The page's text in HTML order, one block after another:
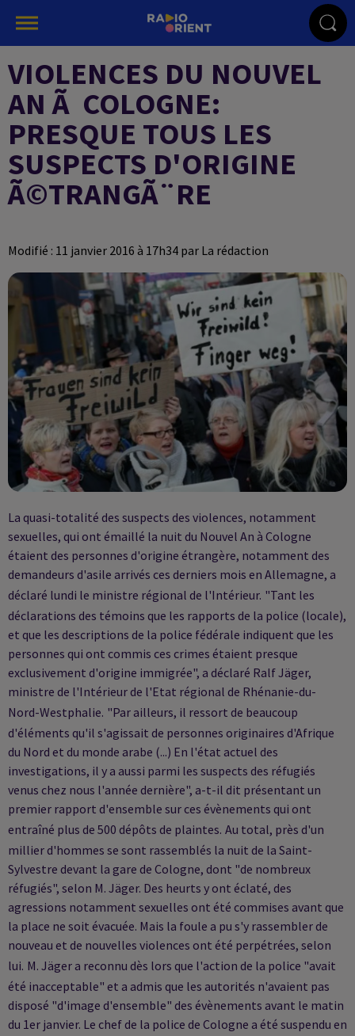
VIOLENCES DU NOUVEL
AN Ã COLOGNE:
PRESQUE TOUS LES
SUSPECTS D'ORIGINE
Ã©TRANGÃ¨RE
Modifié : 11 janvier 2016 à 17h34 par La rédaction
La quasi-totalité des suspects des violences, notamment
sexuelles, qui ont émaillé la nuit du Nouvel An à Cologne
étaient des personnes d'origine étrangère, notamment des
demandeurs d'asile arrivés ces derniers mois en Allemagne, a
déclaré lundi le ministre régional de l'Intérieur. "Tant les
déclarations des témoins que les rapports de la police (locale),
et que les descriptions de la police fédérale indiquent que les
personnes qui ont commis ces crimes étaient presque
exclusivement d'origine immigrée", a déclaré Ralf Jäger,
ministre de l'Intérieur de l'Etat régional de Rhénanie-du-
Nord-Westphalie. "Par ailleurs, il ressort de beaucoup
d'éléments qu'il s'agissait de personnes originaires d'Afrique
du Nord et du monde arabe (...) En l'état actuel des
investigations, il y a aussi parmi les suspects des réfugiés
venus chez nous l'année dernière", a-t-il dit présentant un
premier rapport d'ensemble sur ces évènements qui ont
entraîné plus de 500 dépôts de plaintes. Au total, près d'un
millier d'hommes se sont rassemblés la nuit de la Saint-
Sylvestre devant la gare de Cologne, dont "de nombreux
réfugiés", selon M. Jäger. Des heurts y ont éclaté, des
agressions notamment sexuelles ont été commises avant que
la place ne soit évacuée. Mais la foule a pu s'y rassembler de
nouveau et de nouvelles violences ont été perpétrées, selon
lui. M. Jäger a reconnu dès lors que l'action de la police "avait
été inacceptable" et a admis que les autorités n'avaient pas
disposé "d'image d'ensemble" des évènements avant le matin
du 1er janvier. Le chef de la police de Cologne a été suspendu en